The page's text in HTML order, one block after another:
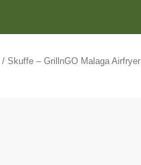
/ Skuffe – GrillnGO Malaga Airfryer